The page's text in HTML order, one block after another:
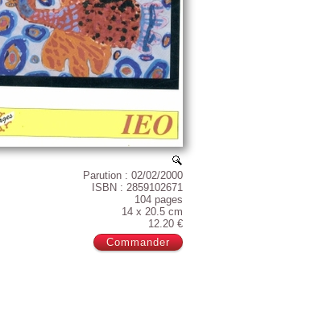
Parution : 02/02/2000
ISBN : 2859102671
104 pages
14 x 20.5 cm
12.20 €